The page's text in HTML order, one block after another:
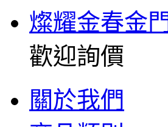
燦耀金春金
歡迎詢價
關於我們